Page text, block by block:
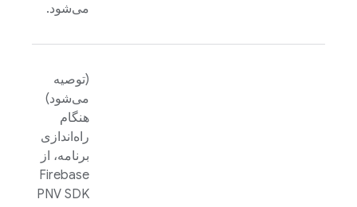
می‌شود.
(توصیه
می‌شود)
هنگام
راه‌اندازی
برنامه، از
Firebase
PNV SDK